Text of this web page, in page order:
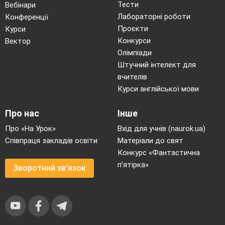
Дівчата Гарненько попросіть!
зновустукають.
Пустіть, бо гірше буде!
ваші спини.
Хлопці:( видають, що злякалися)
Дівчатонька, голубоньки, та ми ж прийшли не
битися,
та ми ж прийшли миритися
то ми вас розвеселим.
Господар . Вечорниці у нас для всіх. Тож
пускайте хлопців.
Вебінари
Конференції
Курси
Вектор
Тести
Лабораторні роботи
Проєкти
Конкурси
Олімпіади
Штучний інтелект для
вчителів
Курси англійської мови
Про нас
Про «На Урок»
Співпраця закладів освіти
Зворотний зв'язок
Інше
Вхід для учнів (naurok.ua)
Матеріали до свят
Конкурс «Фантастична
п’ятірка»